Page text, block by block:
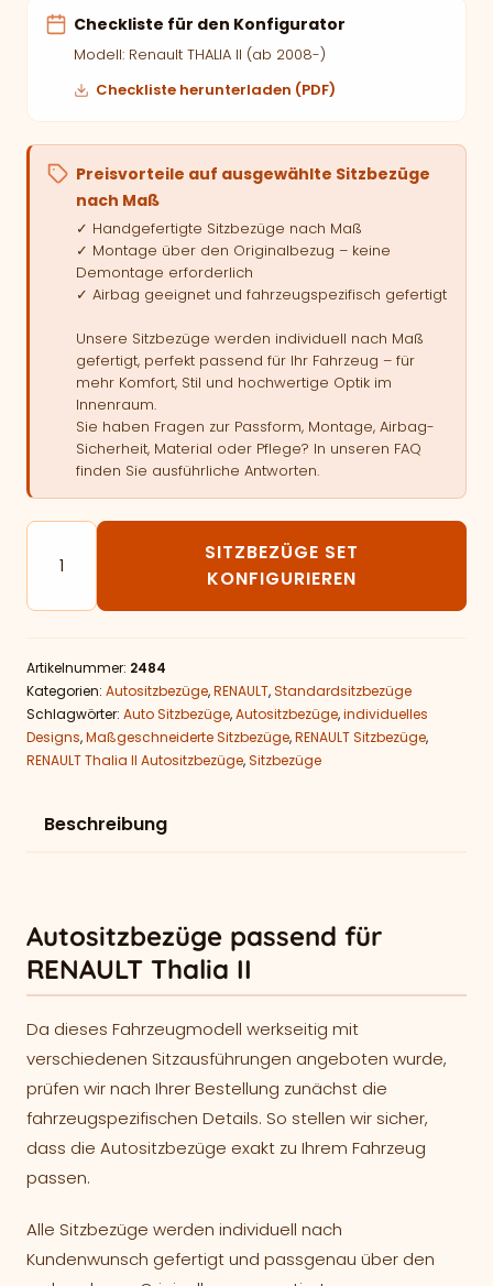
Checkliste für den Konfigurator
Modell: Renault THALIA II (ab 2008-)
Checkliste herunterladen (PDF)
Preisvorteile auf ausgewählte Sitzbezüge
nach Maß
✓ Handgefertigte Sitzbezüge nach Maß
✓ Montage über den Originalbezug – keine
Demontage erforderlich
✓ Airbag geeignet und fahrzeugspezifisch gefertigt
Unsere Sitzbezüge werden individuell nach Maß
gefertigt, perfekt passend für Ihr Fahrzeug – für
mehr Komfort, Stil und hochwertige Optik im
Innenraum.
Sie haben Fragen zur Passform, Montage, Airbag-
Sicherheit, Material oder Pflege? In unseren FAQ
finden Sie ausführliche Antworten.
Autositzbezüge passend für RENAULT Thalia II Menge
SITZBEZÜGE SET
KONFIGURIEREN
Artikelnummer: 2484
Kategorien: Autositzbezüge,RENAULT,Standardsitzbezüge
Schlagwörter: Auto Sitzbezüge,Autositzbezüge,individuelles
Designs,Maßgeschneiderte Sitzbezüge,RENAULT Sitzbezüge,
RENAULT Thalia II Autositzbezüge,Sitzbezüge
Beschreibung
Autositzbezüge passend für
RENAULT Thalia II
Da dieses Fahrzeugmodell werkseitig mit
verschiedenen Sitzausführungen angeboten wurde,
prüfen wir nach Ihrer Bestellung zunächst die
fahrzeugspezifischen Details. So stellen wir sicher,
dass die Autositzbezüge exakt zu Ihrem Fahrzeug
passen.
Alle Sitzbezüge werden individuell nach
Kundenwunsch gefertigt und passgenau über den